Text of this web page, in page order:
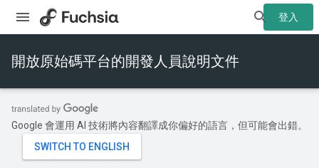
登入
開放原始碼平台的開發人員說明文件
Google 會運用 AI 技術將內容翻譯成你偏好的語言，但可能會出錯。